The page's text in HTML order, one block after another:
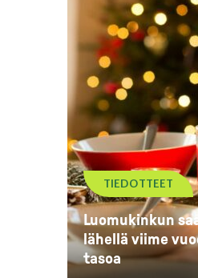
TIEDOTTEET
Luomukinkun
lähellä viime
tasoa